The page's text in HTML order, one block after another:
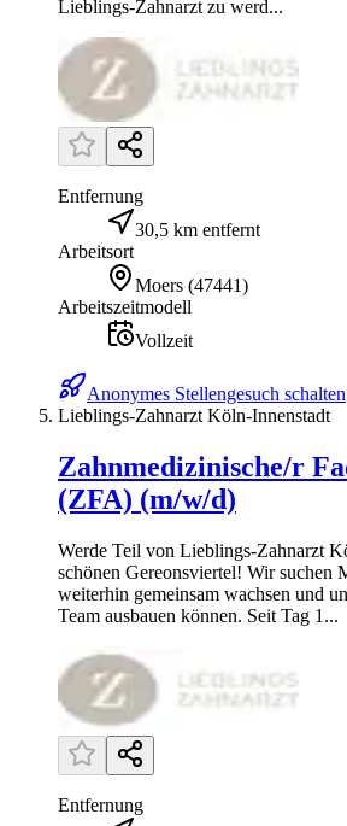
Lieblings-Zahnarzt zu werd...
Entfernung
30,5 km entfernt
Arbeitsort
Moers (47441)
Arbeitszeitmodell
Vollzeit
Anonymes Stellengesuch schalten
Lieblings-Zahnarzt Köln-Innenstadt
Zahnmedizinische/r
(ZFA) (m/w/d)
Werde Teil von Lieblings-Zahnarzt
schönen Gereonsviertel! Wir suchen
weiterhin gemeinsam wachsen und
Team ausbauen können. Seit Tag 1...
Entfernung